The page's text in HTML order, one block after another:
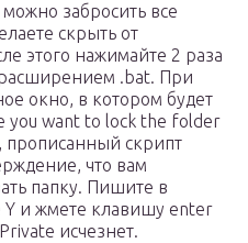
забросить все
скрыть от
этого нажимайте 2 раза
.bat. При
окно, в котором будет
you want to lock the folder
прописанный скрипт
что вам
папку. Пишите в
и жмете клавишу enter
исчезнет.